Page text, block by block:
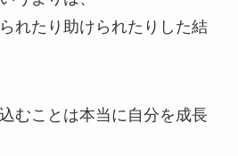
れたり助けられたりした結
むことは本当に自分を成長